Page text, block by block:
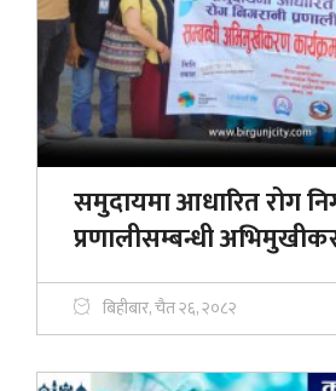
समुदायमा आधारित रोग
प्रणालीसम्बन्धी
बिहीबार, चैत २६, २०८२